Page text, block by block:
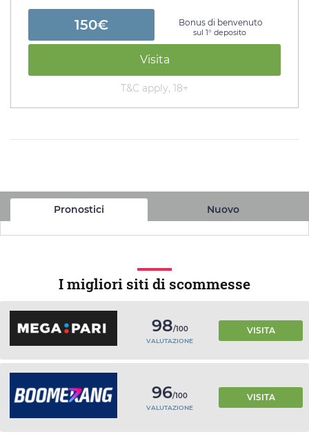
150€ Bonus di benvenuto
sul 1° deposito
Visita
T&C apply, 18+
Pronostici Nuovo
I migliori siti di scommesse
98/100
VALUTAZIONE
VISITA
96/100
VALUTAZIONE
VISITA